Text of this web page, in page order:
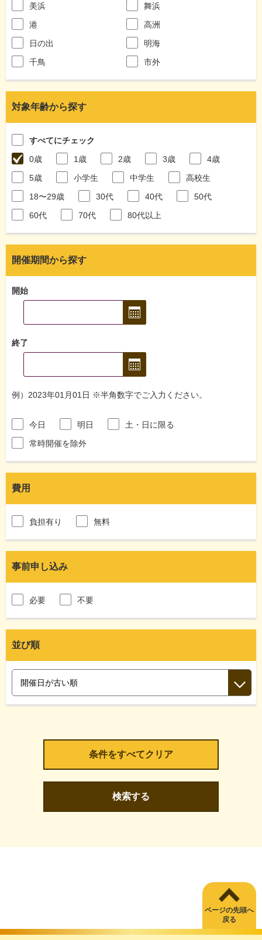
美浜
舞浜
港
高洲
日の出
明海
千鳥
市外
対象年齢から探す
すべてにチェック
0歳
1歳 2歳 3歳
4歳
5歳
小学生 中学生
高校生
18〜29歳
30代 40代
50代
60代
70代 80代以上
開催期間から探す
開始
終了
例）2023年01月01日 ※半角数字でご入力ください。
今日 明日
土・日に限る
常時開催を除外
費用
負担有り 無料
事前申し込み
必要 不要
並び順
検索する
ページの先頭へ
戻る